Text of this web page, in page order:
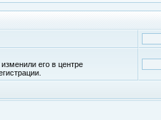
его в центре